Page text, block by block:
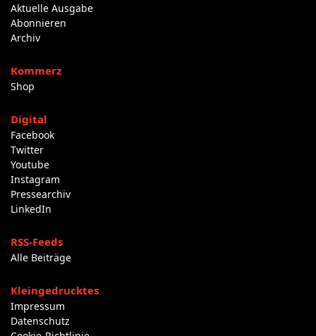
Aktuelle Ausgabe
Abonnieren
Archiv
Kommerz
Shop
Digital
Facebook
Twitter
Youtube
Instagram
Pressearchiv
LinkedIn
RSS-Feeds
Alle Beiträge
Kleingedrucktes
Impressum
Datenschutz